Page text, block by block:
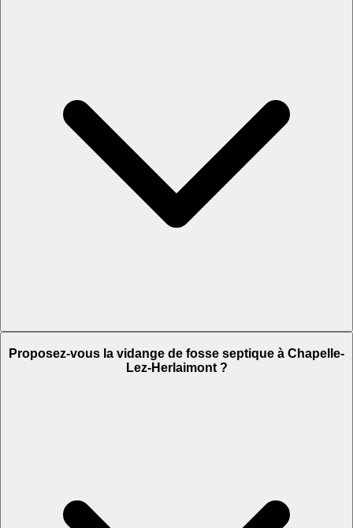
Proposez-vous la vidange de fosse septique à Chapelle-
Lez-Herlaimont ?